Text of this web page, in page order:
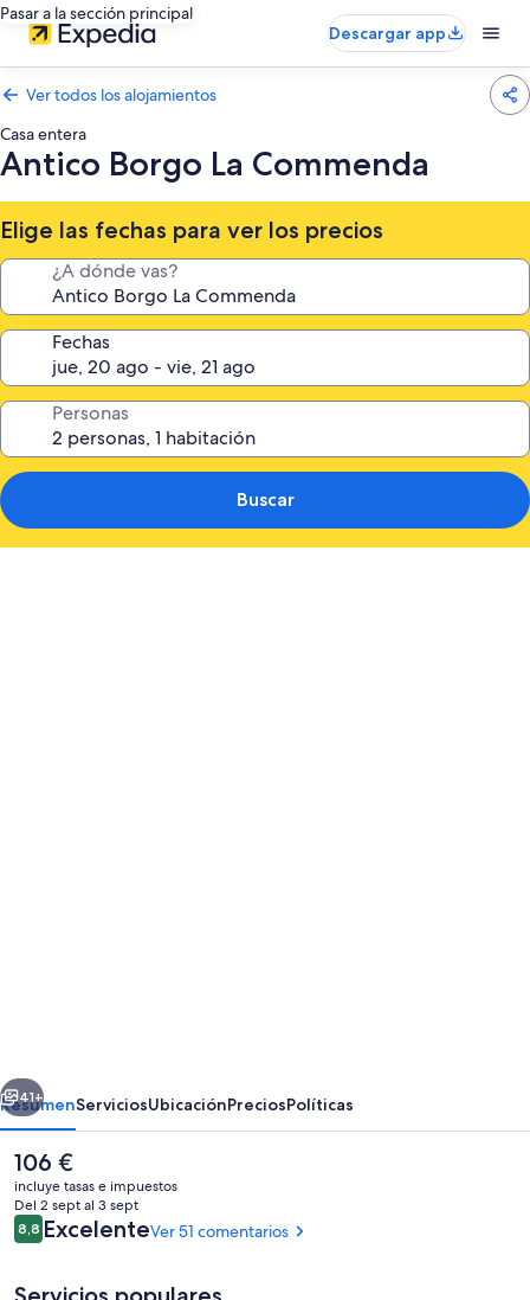
Pasar a la sección principal
Descargar app
Ver todos los alojamientos
Casa entera
Antico Borgo La Commenda
Elige las fechas para ver los precios
¿A dónde vas?
Fechas
Personas
Buscar
Siguiente
41+
ResumenServiciosUbicaciónPreciosPolíticas
El
precio
actual
es
de
106 €
incluye tasas e impuestos
Del 2 sept al 3 sept
Comentarios
8,88,8 de 10
ExcelenteVer 51 comentarios